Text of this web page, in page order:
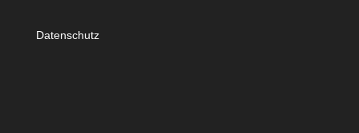
Datenschutz